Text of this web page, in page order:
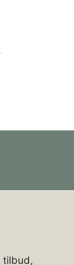
tilbud,